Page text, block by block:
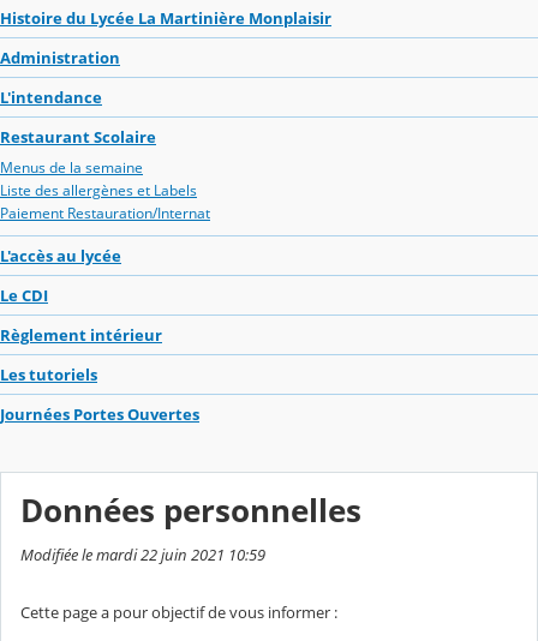
Histoire du Lycée La Martinière Monplaisir
Administration
L'intendance
Restaurant Scolaire
Menus de la semaine
Liste des allergènes et Labels
Paiement Restauration/Internat
L'accès au lycée
Le CDI
Règlement intérieur
Les tutoriels
Journées Portes Ouvertes
Données personnelles
Modifiée le mardi 22 juin 2021 10:59
Cette page a pour objectif de vous informer :